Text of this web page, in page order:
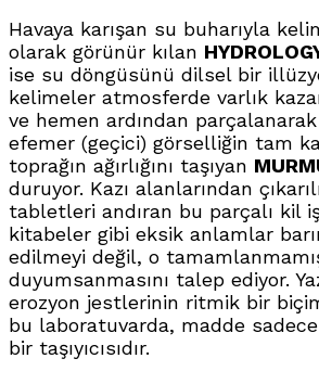
Havaya karışan su buharıyla
olarak görünür kılan
ise su döngüsünü dilsel bir
kelimeler atmosferde varlık
ve hemen ardından
efemer (geçici) görselliğin tam
toprağın ağırlığını taşıyan
duruyor. Kazı alanlarından
tabletleri andıran bu parçalı kil
kitabeler gibi eksik anlamlar
edilmeyi değil, o
duyumsanmasını talep ediyor.
erozyon jestlerinin ritmik bir
bu laboratuvarda, madde
bir taşıyıcısıdır.